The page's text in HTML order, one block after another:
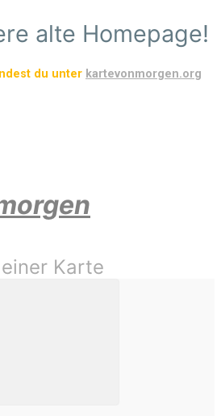
alte Homepage!
du unter kartevonmorgen.org
Karte